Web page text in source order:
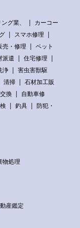
グ業、
カーコー
スマホ修理
売・修理
ペット
派遣
住宅修理
浄
害虫害獣駆
清掃
石材加工販
換
自動車修
釣具
防犯・
物処理
産鑑定